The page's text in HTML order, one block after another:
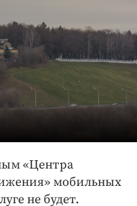
«Центра
мобильных
не будет.